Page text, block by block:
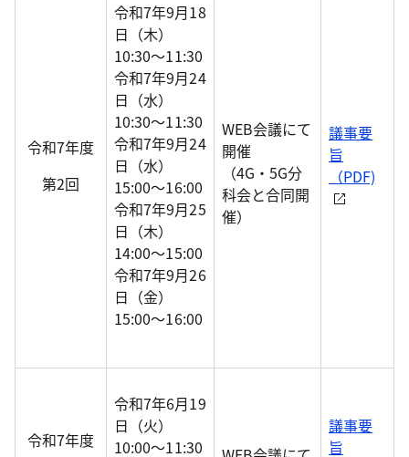
令和7年度
第2回
令和7年9月18
日（木）
10:30～11:30
令和7年9月24
日（水）
10:30～11:30
令和7年9月24
日（水）
15:00～16:00
令和7年9月25
日（木）
14:00～15:00
令和7年9月26
日（金）
15:00～16:00
WEB会議にて
開催
（4G・5G分
科会と合同開
催）
議事要
旨
（PDF)
令和7年度
令和7年6月19
日（火）
10:00～11:30
議事要
旨